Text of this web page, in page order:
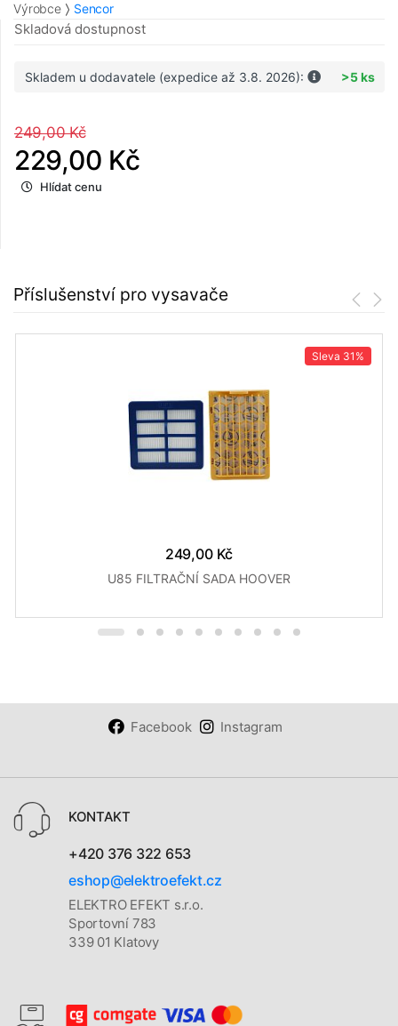
Výrobce
Sencor
Skladová dostupnost
Skladem u dodavatele (expedice až 3.8. 2026): >5 ks
249,00 Kč
229,00 Kč
Hlídat cenu
Příslušenství pro vysavače
Sleva 31%
249,00 Kč
U85 FILTRAČNÍ SADA HOOVER
Facebook Instagram
KONTAKT
+420 376 322 653
eshop@elektroefekt.cz
ELEKTRO EFEKT s.r.o.
Sportovní 783
339 01 Klatovy